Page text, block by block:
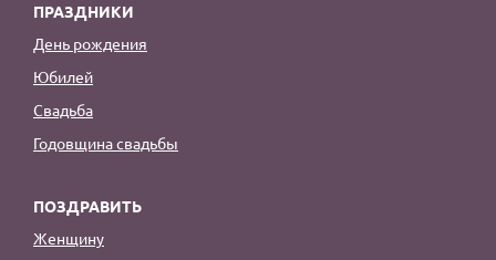
ПРАЗДНИКИ
День рождения
Юбилей
Свадьба
Годовщина свадьбы
ПОЗДРАВИТЬ
Женщину